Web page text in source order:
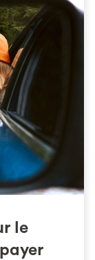
le